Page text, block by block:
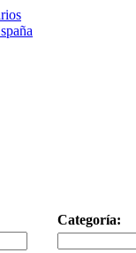
Categoría: